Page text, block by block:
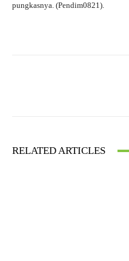
pungkasnya. (Pendim0821).
RELATED ARTICLES